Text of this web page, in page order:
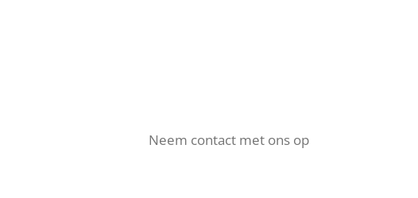
Neem contact met ons op